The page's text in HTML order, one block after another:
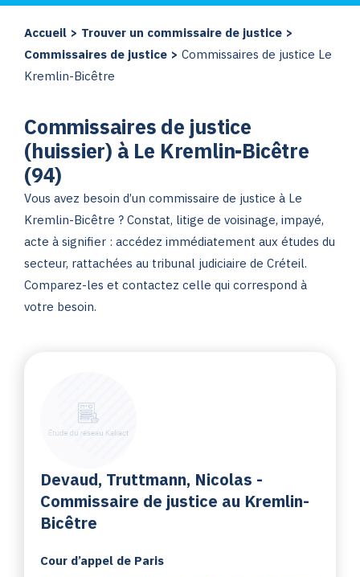
Accueil > Trouver un commissaire de justice >
Commissaires de justice > Commissaires de justice Le
Kremlin-Bicêtre
Commissaires de justice
(huissier) à Le Kremlin-Bicêtre
(94)
Vous avez besoin d’un commissaire de justice à Le
Kremlin-Bicêtre ? Constat, litige de voisinage, impayé,
acte à signifier : accédez immédiatement aux études du
secteur, rattachées au tribunal judiciaire de Créteil.
Comparez-les et contactez celle qui correspond à
votre besoin.
Devaud, Truttmann, Nicolas -
Commissaire de justice au Kremlin-
Bicêtre
Cour d’appel de Paris